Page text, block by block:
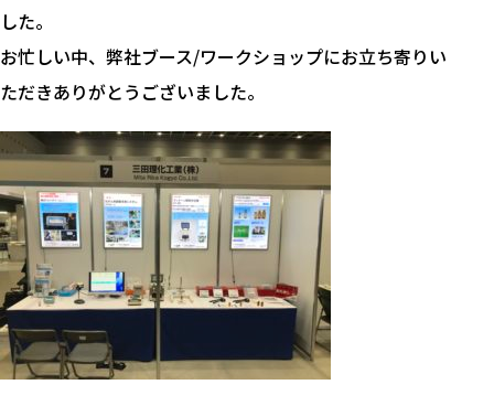
した。
お忙しい中、弊社ブース/ワークショップにお立ち寄りい
ただきありがとうございました。